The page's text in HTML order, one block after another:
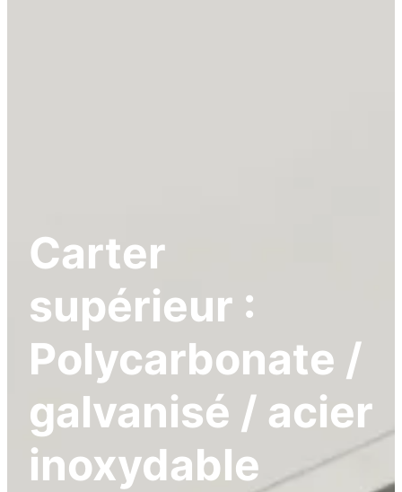
Carter
supérieur :
Polycarbonate /
galvanisé / acier
inoxydable